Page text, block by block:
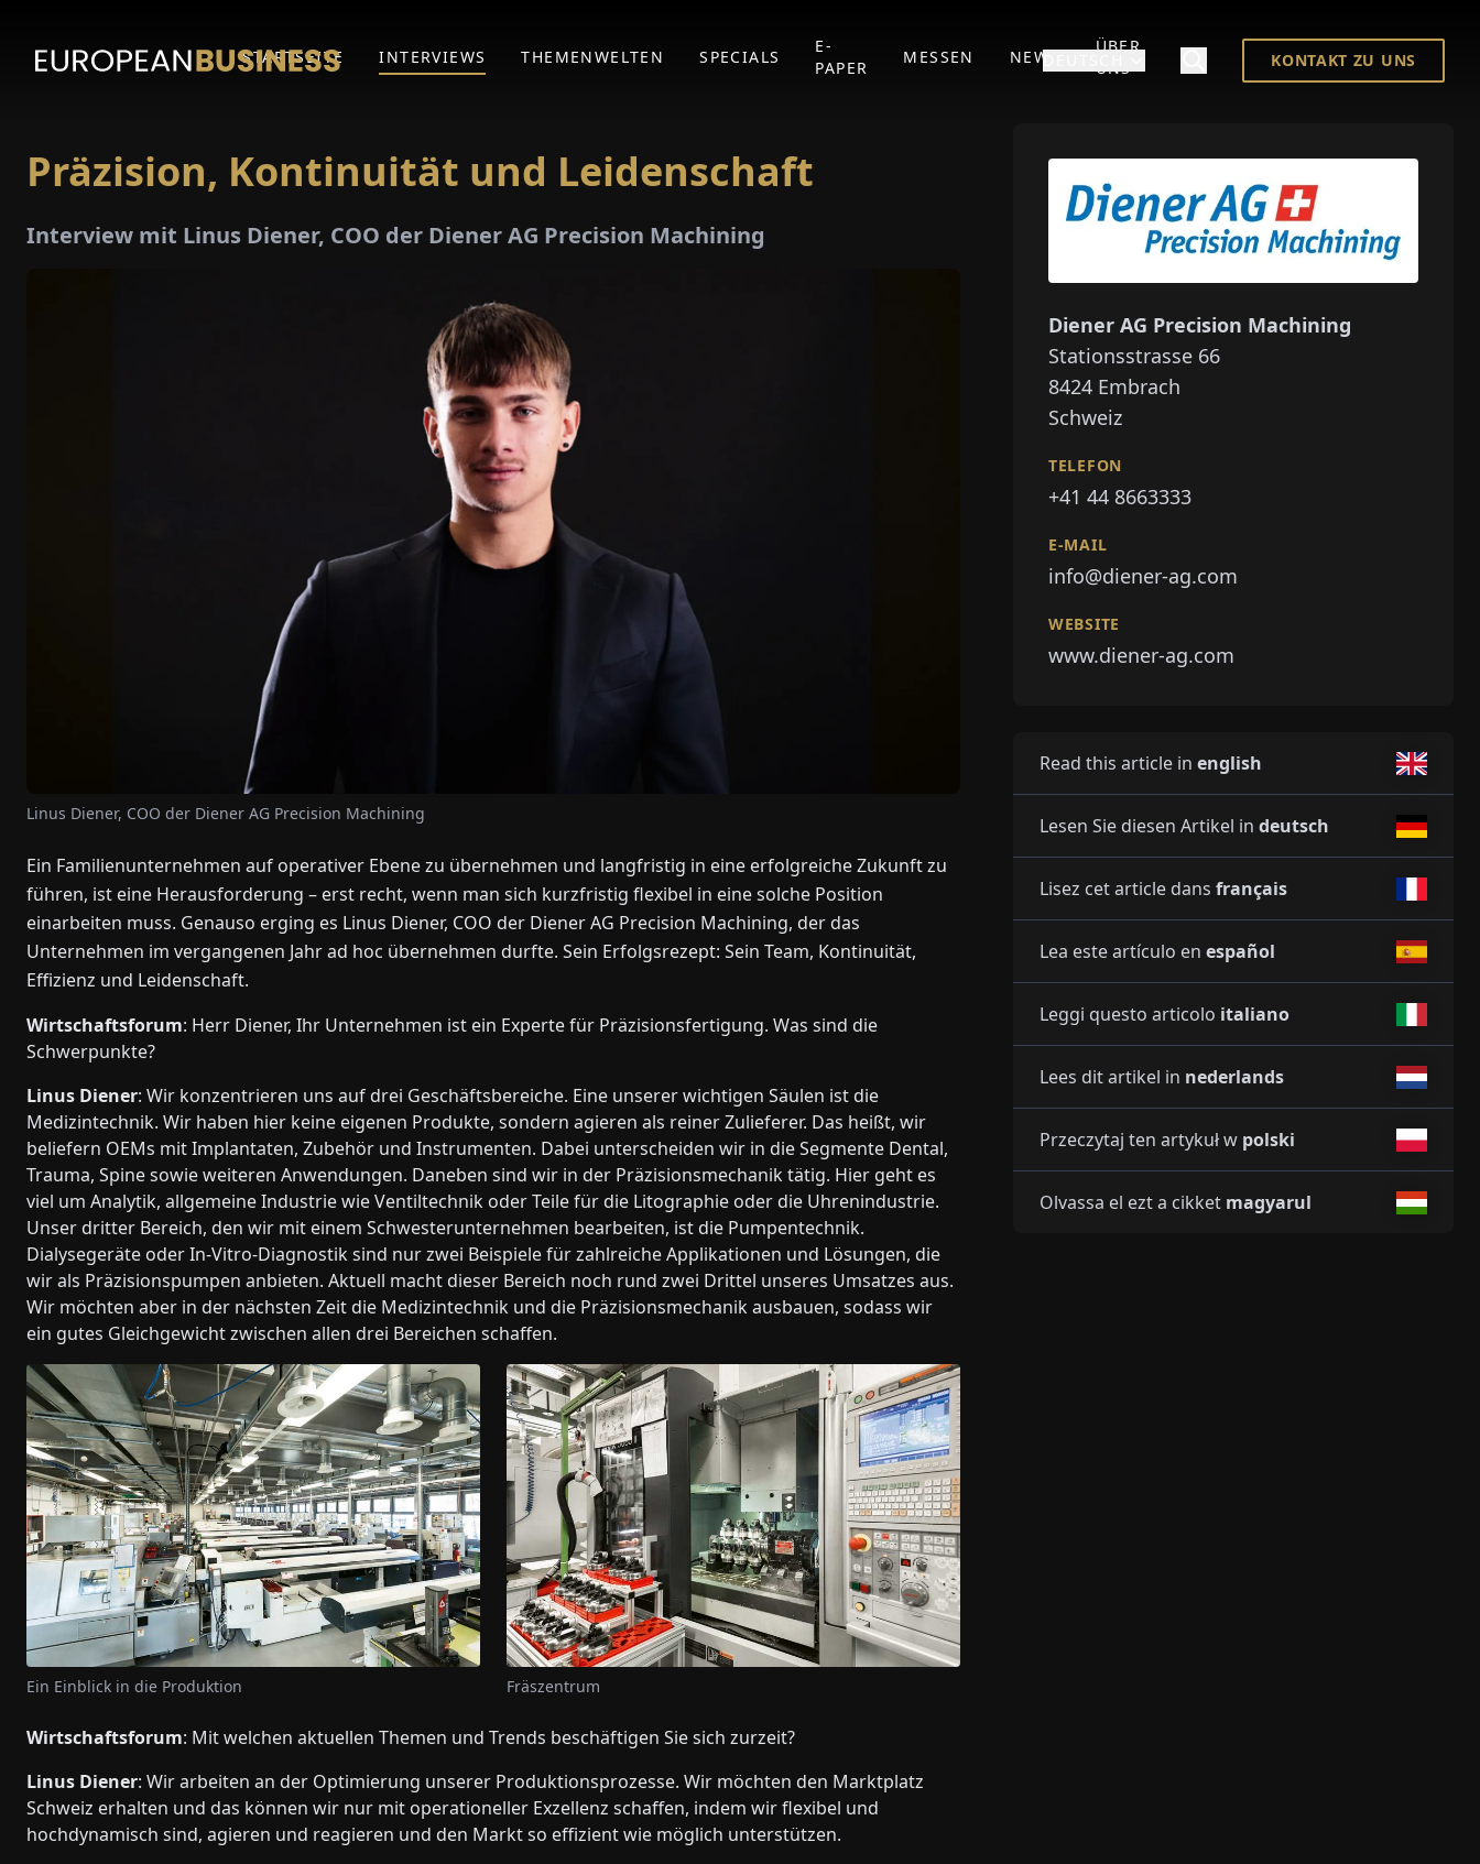
STARTSEITE INTERVIEWS THEMENWELTEN SPECIALS
E-
PAPER
MESSEN NEWS
ÜBER
UNS
KONTAKT ZU UNS
Präzision, Kontinuität und Leidenschaft
Interview mit Linus Diener, COO der Diener AG Precision Machining
Linus Diener, COO der Diener AG Precision Machining
Ein Familienunternehmen auf operativer Ebene zu übernehmen und langfristig in eine erfolgreiche Zukunft zu
führen, ist eine Herausforderung – erst recht, wenn man sich kurzfristig flexibel in eine solche Position
einarbeiten muss. Genauso erging es Linus Diener, COO der Diener AG Precision Machining, der das
Unternehmen im vergangenen Jahr ad hoc übernehmen durfte. Sein Erfolgsrezept: Sein Team, Kontinuität,
Effizienz und Leidenschaft.
Wirtschaftsforum: Herr Diener, Ihr Unternehmen ist ein Experte für Präzisionsfertigung. Was sind die
Schwerpunkte?
Linus Diener: Wir konzentrieren uns auf drei Geschäftsbereiche. Eine unserer wichtigen Säulen ist die
Medizintechnik. Wir haben hier keine eigenen Produkte, sondern agieren als reiner Zulieferer. Das heißt, wir
beliefern OEMs mit Implantaten, Zubehör und Instrumenten. Dabei unterscheiden wir in die Segmente Dental,
Trauma, Spine sowie weiteren Anwendungen. Daneben sind wir in der Präzisionsmechanik tätig. Hier geht es
viel um Analytik, allgemeine Industrie wie Ventiltechnik oder Teile für die Litographie oder die Uhrenindustrie.
Unser dritter Bereich, den wir mit einem Schwesterunternehmen bearbeiten, ist die Pumpentechnik.
Dialysegeräte oder In-Vitro-Diagnostik sind nur zwei Beispiele für zahlreiche Applikationen und Lösungen, die
wir als Präzisionspumpen anbieten. Aktuell macht dieser Bereich noch rund zwei Drittel unseres Umsatzes aus.
Wir möchten aber in der nächsten Zeit die Medizintechnik und die Präzisionsmechanik ausbauen, sodass wir
ein gutes Gleichgewicht zwischen allen drei Bereichen schaffen.
Ein Einblick in die Produktion Fräszentrum
Wirtschaftsforum: Mit welchen aktuellen Themen und Trends beschäftigen Sie sich zurzeit?
Linus Diener: Wir arbeiten an der Optimierung unserer Produktionsprozesse. Wir möchten den Marktplatz
Schweiz erhalten und das können wir nur mit operationeller Exzellenz schaffen, indem wir flexibel und
hochdynamisch sind, agieren und reagieren und den Markt so effizient wie möglich unterstützen.
Diener AG Precision Machining
Stationsstrasse 66
8424 Embrach
Schweiz
TELEFON
+41 44 8663333
E-MAIL
info@diener-ag.com
WEBSITE
www.diener-ag.com
Read this article in english
Lesen Sie diesen Artikel in deutsch
Lisez cet article dans français
Lea este artículo en español
Leggi questo articolo italiano
Lees dit artikel in nederlands
Przeczytaj ten artykuł w polski
Olvassa el ezt a cikket magyarul